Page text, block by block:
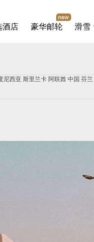
酒店 豪华邮轮 滑雪
尼西亚 斯里兰卡 阿联酋 中国 芬兰